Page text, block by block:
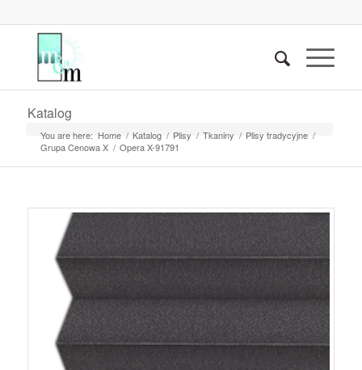
Katalog
You are here: Home / Katalog / Plisy / Tkaniny / Plisy tradycyjne /
Grupa Cenowa X / Opera X-91791